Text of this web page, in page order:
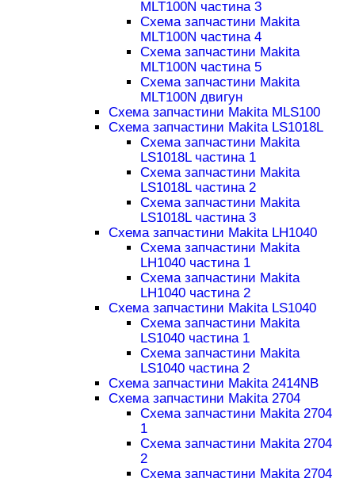
MLT100N частина 3
Схема запчастини Makita
MLT100N частина 4
Схема запчастини Makita
MLT100N частина 5
Схема запчастини Makita
MLT100N двигун
Схема запчастини Makita MLS100
Схема запчастини Makita LS1018L
Схема запчастини Makita
LS1018L частина 1
Схема запчастини Makita
LS1018L частина 2
Схема запчастини Makita
LS1018L частина 3
Схема запчастини Makita LH1040
Схема запчастини Makita
LH1040 частина 1
Схема запчастини Makita
LH1040 частина 2
Схема запчастини Makita LS1040
Схема запчастини Makita
LS1040 частина 1
Схема запчастини Makita
LS1040 частина 2
Схема запчастини Makita 2414NB
Схема запчастини Makita 2704
Схема запчастини Makita 2704
1
Схема запчастини Makita 2704
2
Схема запчастини Makita 2704